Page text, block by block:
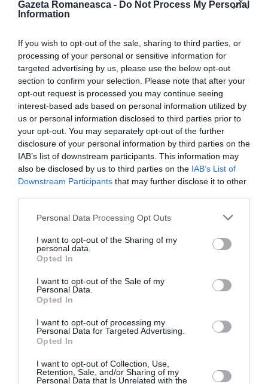
Gazeta Romaneasca - Do Not Process My Personal
Information
If you wish to opt-out of the sale, sharing to third parties, or
processing of your personal or sensitive information for
targeted advertising by us, please use the below opt-out
section to confirm your selection. Please note that after your
opt-out request is processed you may continue seeing
interest-based ads based on personal information utilized by
us or personal information disclosed to third parties prior to
your opt-out. You may separately opt-out of the further
disclosure of your personal information by third parties on the
IAB’s list of downstream participants. This information may
also be disclosed by us to third parties on the IAB’s List of
Downstream Participants that may further disclose it to other
Personal Data Processing Opt Outs
I want to opt-out of the Sharing of my
personal data.
Opted In
I want to opt-out of the Sale of my
Personal Data.
Opted In
I want to opt-out of processing my
Personal Data for Targeted Advertising.
Opted In
I want to opt-out of Collection, Use,
Retention, Sale, and/or Sharing of my
Personal Data that Is Unrelated with the
exercitarea de către cetăţenii romani a dreptului la
Tuberculoză şi în special Tuberculoza Multidrog
Rezistenţă sunt într-adevăr o problemă în România şi
este adevărat că stocurile de medicamente pentru
tratamentul pacientilot au fost aproape
dintotdeauna şi sunt încă insuficiente. România se
luptă pentru rezolvarea acestor probleme, care nu au
nicio legătură cu Marea Britanie. În ţări ca Spania şi
Italia, unde numărul imigranţilor romani este
incomparabil mai mare decât al celor din Marea
Britanie, nu s-a pus niciodată problema creşterii
numărului de îmbolnăviri cu Tuberculoza.
Experienţă medicală acumulată de-a lungul a zeci de
ani de toate statele lumii a demonstrat că soluţia
pentru eradicarea unei probleme de sănătate publică
nu este izolarea socială a celor bolnavi, ridicarea unor
ziduri în comunicare şi defăimarea ţării afectate de
eforturilor şi implicarea cu determinare a tuturor în